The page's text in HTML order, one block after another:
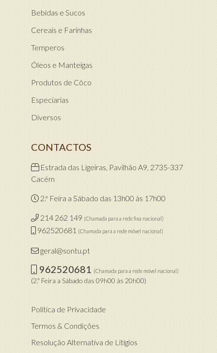
Bebidas e Sucos
Cereais e Farinhas
Temperos
Óleos e Manteigas
Produtos de Côco
Especiarias
Diversos
CONTACTOS
Estrada das Ligeiras, Pavilhão A9, 2735-337
Cacém
2.ª Feira a Sábado das 13h00 às 17h00
214 262 149 (Chamada para a rede fixa nacional)
962520681 (Chamada para a rede móvel nacional)
geral@sontu.pt
962520681 (Chamada para a rede móvel nacional)
(2.ª Feira a Sábado das 09h00 às 20h00)
Política de Privacidade
Termos & Condições
Resolução Alternativa de Litígios